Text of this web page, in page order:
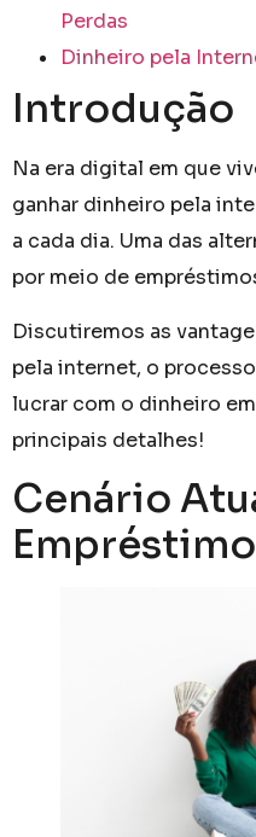
Perdas
Dinheiro pela
Introdução
Na era digital em que
ganhar dinheiro pela
a cada dia. Uma das
por meio de
Discutiremos as
pela internet, o
lucrar com o dinheiro
principais detalhes!
Cenário